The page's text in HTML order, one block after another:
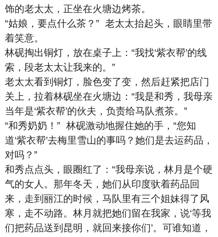
饰的老太太，正坐在火塘边烤茶。
“姑娘，要点什么茶？” 老太太抬起头，眼睛里带
着笑意。
林砚掏出铜灯，放在桌子上：“我找‘紫衣帮’的线
索，段老太太让我来的。”
老太太看到铜灯，脸色变了变，然后赶紧把店门
关上，拉着林砚坐在火塘边：“我是和秀，我母亲
当年是‘紫衣帮’的伙夫，负责给马队煮茶。”
“和秀奶奶！” 林砚激动地握住她的手，“您知
道‘紫衣帮’去梅里雪山的事吗？她们是去运药品，
对吗？”
和秀点点头，眼圈红了：“我母亲说，林月是个硬
气的女人。那年冬天，她们从印度驮着药品回
来，走到丽江的时候，马队里有三个姐妹得了风
寒，走不动路。林月就把她们留在我家，说‘等我
们把药品送到昆明，就回来接你们’。可谁知道，